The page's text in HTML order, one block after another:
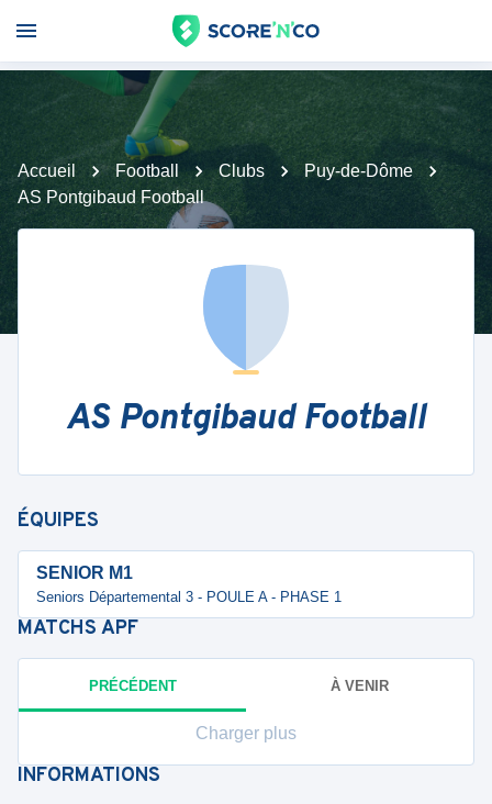
Accueil Football Clubs
Puy-de-Dôme
AS Pontgibaud Football
AS Pontgibaud Football
ÉQUIPES
SENIOR M1
Seniors Départemental 3 - POULE A - PHASE 1
MATCHS APF
PRÉCÉDENT À VENIR
Charger plus
INFORMATIONS